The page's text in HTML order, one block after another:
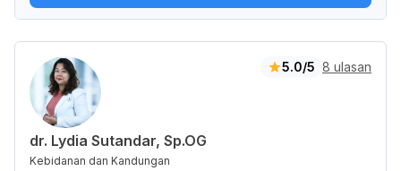
5.0/5 8 ulasan
dr. Lydia Sutandar, Sp.OG
Kebidanan dan Kandungan